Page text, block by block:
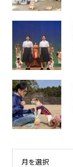
月を選択